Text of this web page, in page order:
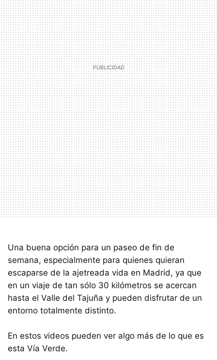
Una buena opción para un paseo de fin de
semana, especialmente para quienes quieran
escaparse de la ajetreada vida en Madrid, ya que
en un viaje de tan sólo 30 kilómetros se acercan
hasta el Valle del Tajuña y pueden disfrutar de un
entorno totalmente distinto.
En estos videos pueden ver algo más de lo que es
esta Vía Verde.